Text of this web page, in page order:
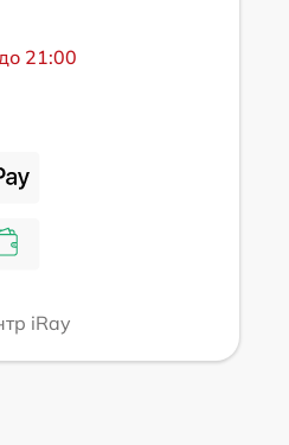
21:00
iRay